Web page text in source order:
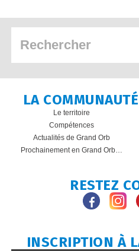
LA
Le territoire
Compétences
Actualités de Grand Orb
Prochainement en Grand Orb…
RESTEZ
INSCRIPTION À